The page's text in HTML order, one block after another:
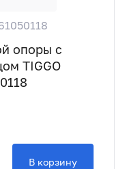
опоры с
TIGGO
В корзину